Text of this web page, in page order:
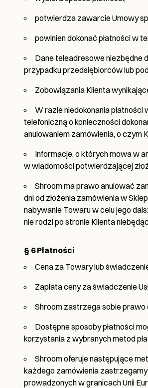
potwierdza zawarcie Umowy
powinien dokonać płatności w
Dane teleadresowe niezbędne
przypadku przedsiębiorców lub
Zobowiązania Klienta
W razie niedokonania
telefoniczną o konieczności
anulowaniem zamówienia, o czym
Informacje, o których mowa w
w wiadomości potwierdzającej
Shroom ma prawo anulować
dni od złożenia zamówienia w
nabywanie Towaru w celu jego
nie rodzi po stronie Klienta
§ 6 Płatności
Cena za Towary lub
Zapłata ceny za świadczenie
Shroom zastrzega sobie prawo
Dostępne sposoby płatności
korzystania z wybranych metod
Shroom oferuje następujące
każdego zamówienia zastrzegamy
prowadzonych w granicach Unii